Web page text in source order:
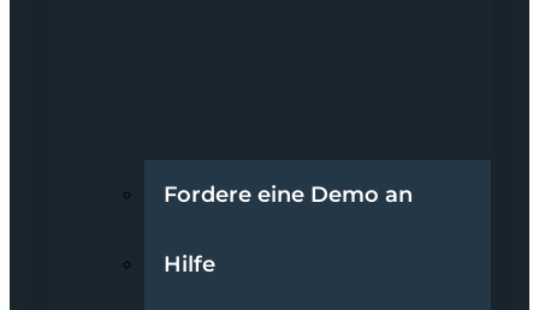
Fordere eine Demo an
Hilfe